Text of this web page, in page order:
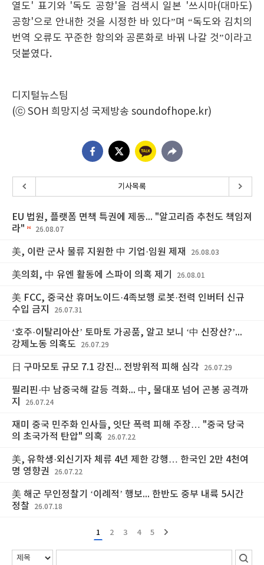
열도' 표기와 '독도 공항'을 검색시 일본 '쓰시마(대마도)
공항'으로 안내한 것을 시정한 바 있다”며 “독도와 김치의
번역 오류도 꾸준한 항의와 공론화로 바꿔 나갈 것”이라고
덧붙였다.
디지털뉴스팀
(ⓒ SOH 희망지성 국제방송 soundofhope.kr)
기사목록
EU 법원, 플랫폼 면책 특권에 제동... "알고리즘 추천도 책임져
라"
26.08.07
美, 이란 군사 물류 지원한 中 기업·임원 제재 26.08.03
美의회, 中 유엔 활동에 스파이 의혹 제기 26.08.01
美 FCC, 중국산 휴머노이드·4족보행 로봇·전력 인버터 신규
수입 금지
26.07.31
‘호주·이탈리아산’ 토마토 가공품, 알고 보니 ‘中 신장산?’...
강제노동 의혹도
26.07.29
日 구마모토 규모 7.1 강진... 전방위적 피해 심각 26.07.29
필리핀·中 남중국해 갈등 격화... 中, 물대포 넘어 곤봉 공격까
지
26.07.24
재미 중국 민주화 인사들, 잇단 폭력 피해 주장… "중국 당국
의 초국가적 탄압" 의혹
26.07.22
美, 유학생·외신기자 체류 4년 제한 강행… 한국인 2만 4천여
명 영향권
26.07.22
美 해군 무인정찰기 ‘이례적’ 행보... 한반도 중부 내륙 5시간
정찰
26.07.18
1 2 3 4 5